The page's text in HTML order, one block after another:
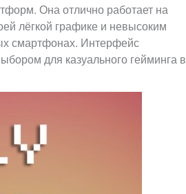
Она отлично работает на
лёгкой графике и невысоким
смартфонах. Интерфейс
для казуального гейминга в